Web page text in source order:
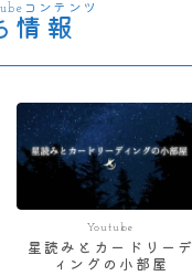
コンテンツ
情報
Youtube
星読みとカードリーデ
ィングの小部屋